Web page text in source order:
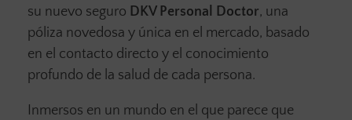
su nuevo seguro DKV Personal Doctor, una
póliza novedosa y única en el mercado, basado
en el contacto directo y el conocimiento
profundo de la salud de cada persona.
Inmersos en un mundo en el que parece que